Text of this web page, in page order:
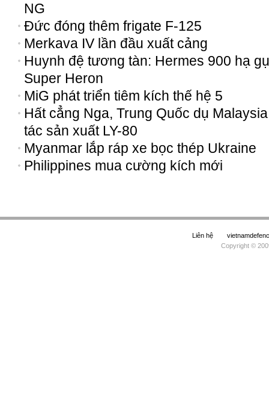
NG
Đức đóng thêm frigate F-125
Merkava IV lần đầu xuất cảng
Huynh đệ tương tàn: Hermes 900 hạ
Super Heron
MiG phát triển tiêm kích thế hệ 5
Hất cẳng Nga, Trung Quốc dụ
tác sản xuất LY-80
Myanmar lắp ráp xe bọc thép Ukraine
Philippines mua cường kích mới
Liên hệ
Copyright ©